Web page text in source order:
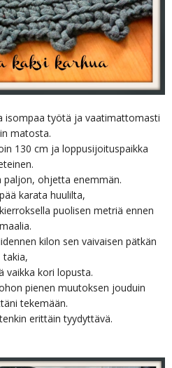
isompaa työtä ja vaatimattomasti
matosta.
130 cm ja loppusijoituspaikka
paljon, ohjetta enemmän.
karata huulilta,
puolisen metriä ennen
maalia.
kilon sen vaivaisen pätkän
takia,
vaikka kori lopusta.
pienen muutoksen jouduin
tekemään.
erittäin tyydyttävä.